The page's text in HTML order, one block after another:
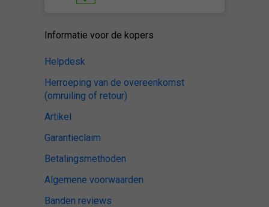
Informatie voor de kopers
Helpdesk
Herroeping van de overeenkomst
(omruiling of retour)
Artikel
Garantieclaim
Betalingsmethoden
Algemene voorwaarden
Banden reviews